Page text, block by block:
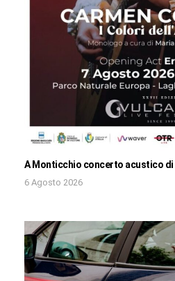
A Monticchio concerto acustico di
6 Agosto 2026